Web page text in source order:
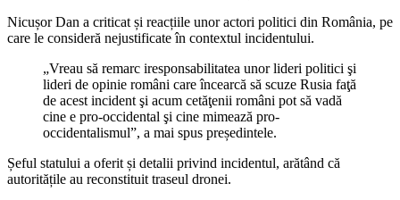
Nicușor Dan a criticat și reacțiile unor actori politici din România, pe
care le consideră nejustificate în contextul incidentului.
„Vreau să remarc iresponsabilitatea unor lideri politici şi
lideri de opinie români care încearcă să scuze Rusia faţă
de acest incident şi acum cetăţenii români pot să vadă
cine e pro-occidental şi cine mimează pro-
occidentalismul”, a mai spus președintele.
Șeful statului a oferit și detalii privind incidentul, arătând că
autoritățile au reconstituit traseul dronei.